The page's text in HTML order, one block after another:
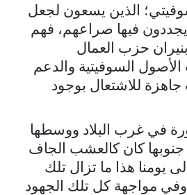
الذين يسعون لجعل
فيها صراعهم، فهم
بنيران حزب العمال
السوفيتية والدعم
جاهزة للاشتعال بوجود
في غرب البلاد ووسطها
كان كالعشب الجاف
يومنا هذا ما تزال تلك
وفي مواجهة كل تلك الجهود